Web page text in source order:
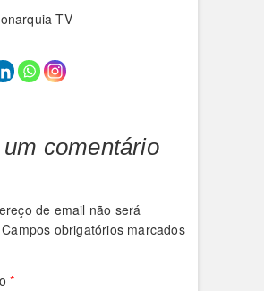
TV
comentário
de email não será
Campos obrigatórios marcados
*